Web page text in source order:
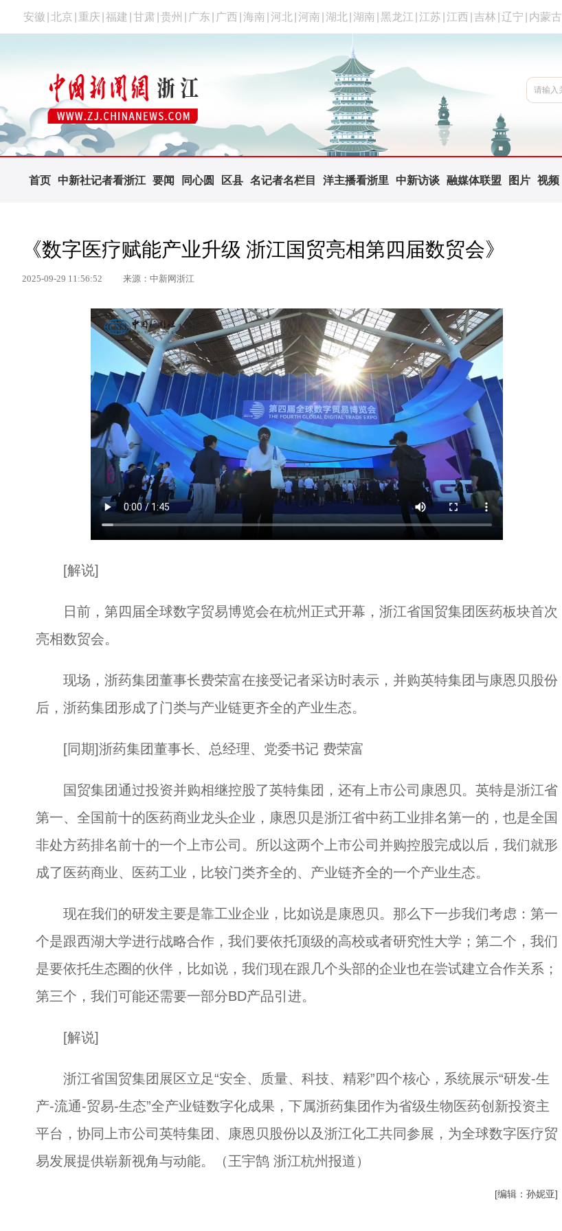
安徽 北京 重庆 福建 甘肃 贵州 广东 广西 海南 河北 河南 湖北 湖南 黑龙江 江苏 江西 吉林 辽宁 内蒙古
首页 中新社记者看浙江 要闻 同心圆 区县 名记者名栏目 洋主播看浙里 中新访谈 融媒体联盟 图片 视频
《数字医疗赋能产业升级 浙江国贸亮相第四届数贸会》
2025-09-29 11:56:52 来源：中新网浙江
[解说]
日前，第四届全球数字贸易博览会在杭州正式开幕，浙江省国贸集团医药板块首次
亮相数贸会。
现场，浙药集团董事长费荣富在接受记者采访时表示，并购英特集团与康恩贝股份
后，浙药集团形成了门类与产业链更齐全的产业生态。
[同期]浙药集团董事长、总经理、党委书记 费荣富
国贸集团通过投资并购相继控股了英特集团，还有上市公司康恩贝。英特是浙江省
第一、全国前十的医药商业龙头企业，康恩贝是浙江省中药工业排名第一的，也是全国
非处方药排名前十的一个上市公司。所以这两个上市公司并购控股完成以后，我们就形
成了医药商业、医药工业，比较门类齐全的、产业链齐全的一个产业生态。
现在我们的研发主要是靠工业企业，比如说是康恩贝。那么下一步我们考虑：第一
个是跟西湖大学进行战略合作，我们要依托顶级的高校或者研究性大学；第二个，我们
是要依托生态圈的伙伴，比如说，我们现在跟几个头部的企业也在尝试建立合作关系；
第三个，我们可能还需要一部分BD产品引进。
[解说]
浙江省国贸集团展区立足“安全、质量、科技、精彩”四个核心，系统展示“研发-生
产-流通-贸易-生态”全产业链数字化成果，下属浙药集团作为省级生物医药创新投资主
平台，协同上市公司英特集团、康恩贝股份以及浙江化工共同参展，为全球数字医疗贸
易发展提供崭新视角与动能。（王宇鹄 浙江杭州报道）
[编辑：孙妮亚]